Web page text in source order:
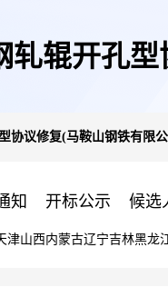
轧辊开孔
协议修复(马鞍山钢铁有限
知 开标公示 候选
津山西内蒙古辽宁吉林黑龙